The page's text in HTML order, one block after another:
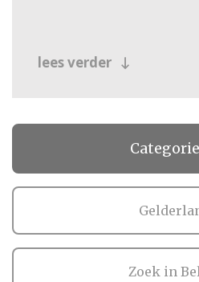
lees verder
Zoek in